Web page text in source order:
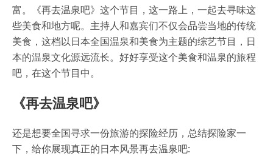
富。《再去温泉吧》这个节目，这一路上，一起去寻味这
些美食和地方呢。主持人和嘉宾们不仅会品尝当地的传统
美食，这档以日本全国温泉和美食为主题的综艺节目，日
本的温泉文化源远流长。好好享受这个美食和温泉的旅程
吧，在这个节目中。
《再去温泉吧》
还是想要全国寻求一份旅游的探险经历，总结探险家一
下，给你展现真正的日本风景再去温泉吧: